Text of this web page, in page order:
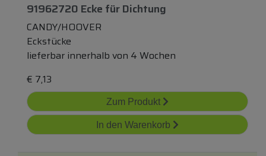
91962720 Ecke fürDichtung
CANDY/HOOVER
Eckstücke
lieferbar innerhalb von 4 Wochen
€ 7,13
Zum Produkt
In den Warenkorb